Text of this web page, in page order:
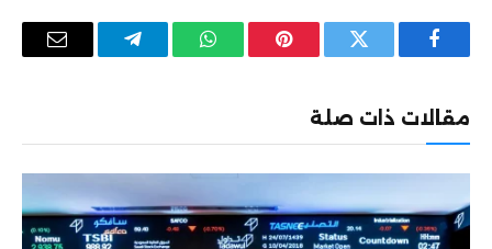
فيسبوك تويتر بينتيريستواتساب تيلقرام
البريد
مقالات ذات صلة